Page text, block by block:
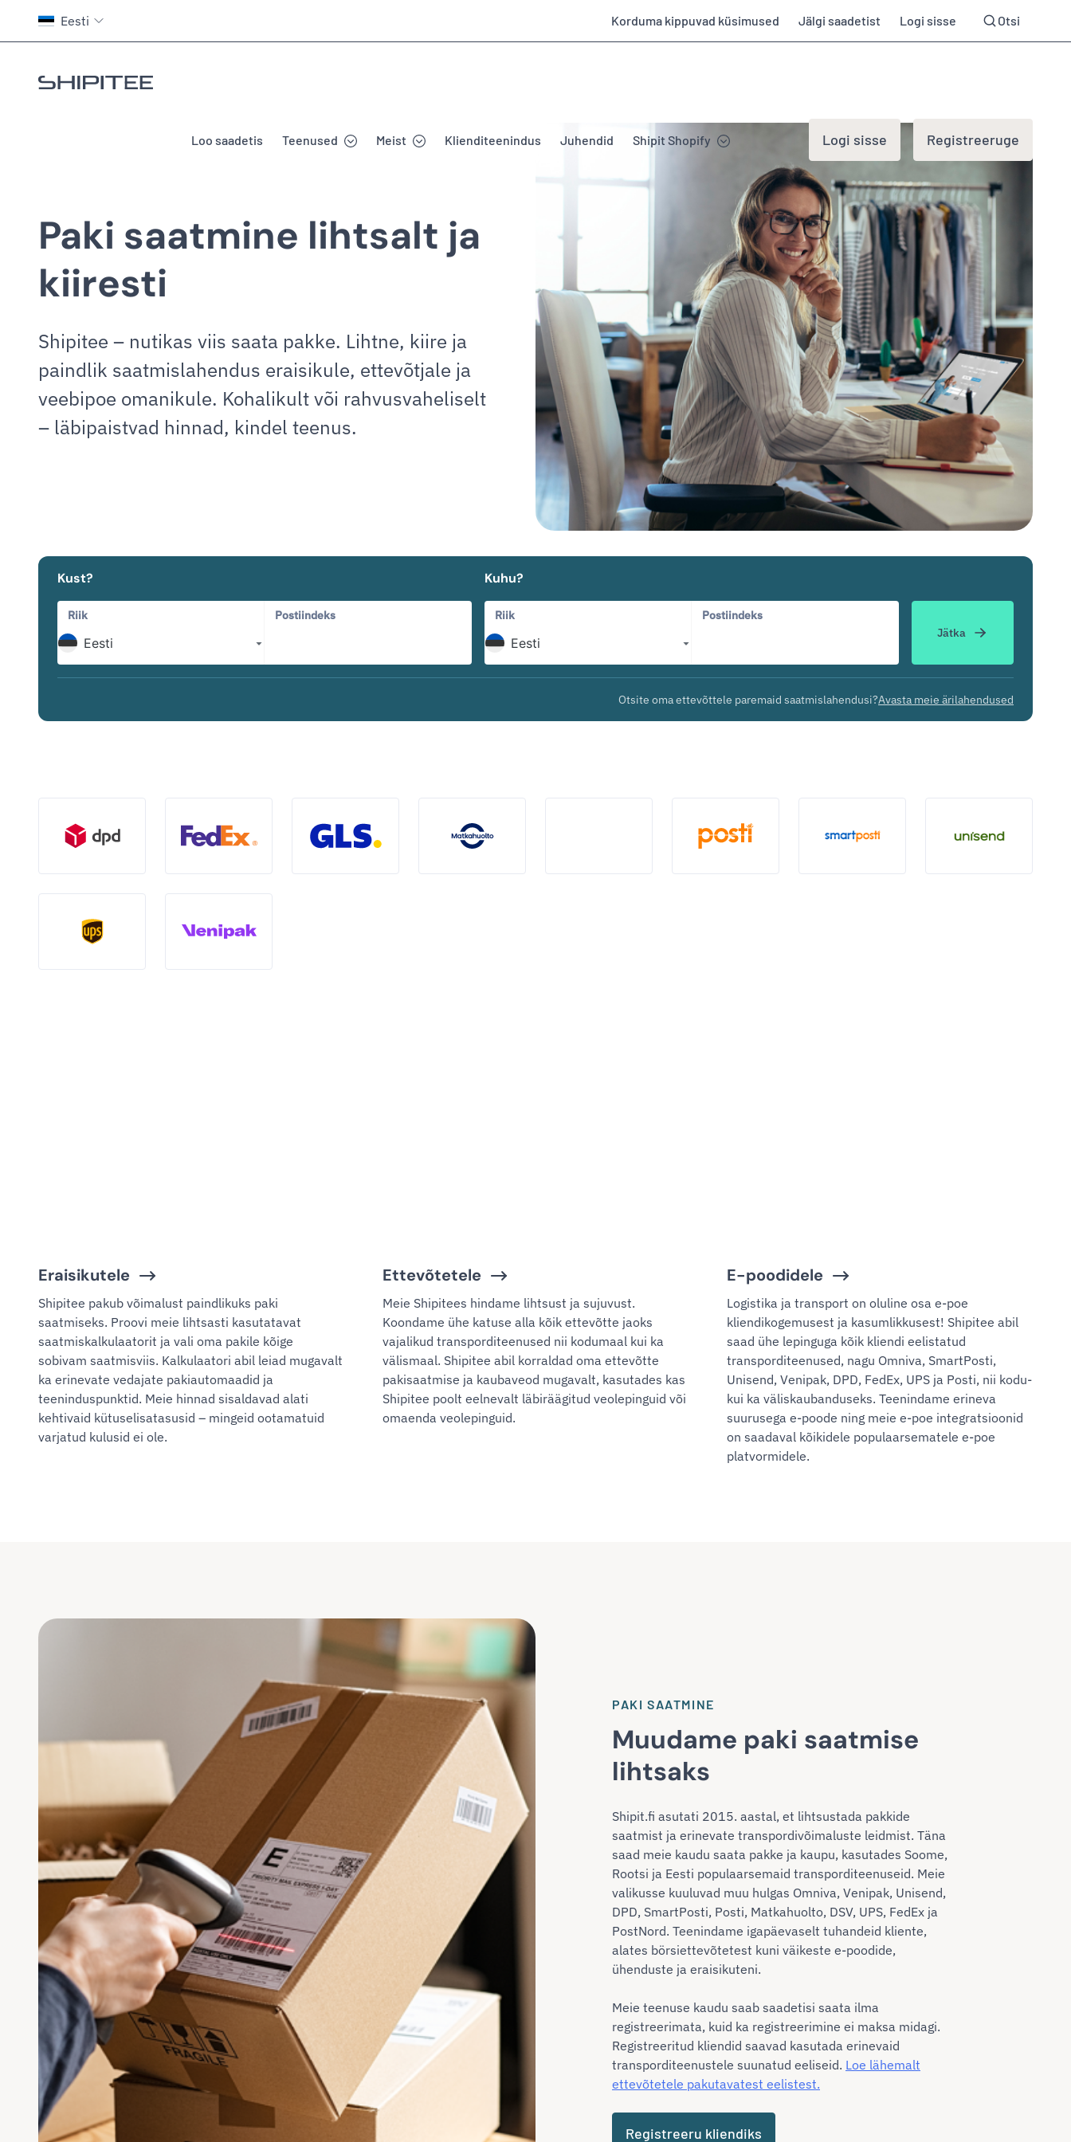
Eesti Korduma kippuvad küsimused Jälgi saadetist Logi sisse Otsi
Mine avalehele
Loo saadetis Teenused Meist Klienditeenindus Juhendid Shipit Shopify Logi sisse Registreeruge
Paki saatmine lihtsalt ja
kiiresti
Shipitee – nutikas viis saata pakke. Lihtne, kiire ja
paindlik saatmislahendus eraisikule, ettevõtjale ja
veebipoe omanikule. Kohalikult või rahvusvaheliselt
– läbipaistvad hinnad, kindel teenus.
Kust?
Riik Postiindeks
Kuhu?
Riik
Postiindeks
Jätka
Otsite oma ettevõttele paremaid saatmislahendusi?Avasta meie ärilahendused
Eraisikutele
Shipitee pakub võimalust paindlikuks paki
saatmiseks. Proovi meie lihtsasti kasutatavat
saatmiskalkulaatorit ja vali oma pakile kõige
sobivam saatmisviis. Kalkulaatori abil leiad mugavalt
ka erinevate vedajate pakiautomaadid ja
teeninduspunktid. Meie hinnad sisaldavad alati
kehtivaid kütuselisatasusid – mingeid ootamatuid
varjatud kulusid ei ole.
Ettevõtetele
Meie Shipitees hindame lihtsust ja sujuvust.
Koondame ühe katuse alla kõik ettevõtte jaoks
vajalikud transporditeenused nii kodumaal kui ka
välismaal. Shipitee abil korraldad oma ettevõtte
pakisaatmise ja kaubaveod mugavalt, kasutades kas
Shipitee poolt eelnevalt läbiräägitud veolepinguid või
omaenda veolepinguid.
E-poodidele
Logistika ja transport on oluline osa e-poe
kliendikogemusest ja kasumlikkusest! Shipitee abil
saad ühe lepinguga kõik kliendi eelistatud
transporditeenused, nagu Omniva, SmartPosti,
Unisend, Venipak, DPD, FedEx, UPS ja Posti, nii kodu-
kui ka väliskaubanduseks. Teenindame erineva
suurusega e-poode ning meie e-poe integratsioonid
on saadaval kõikidele populaarsematele e-poe
platvormidele.
PAKI SAATMINE
Muudame paki saatmise
lihtsaks
Shipit.fi asutati 2015. aastal, et lihtsustada pakkide
saatmist ja erinevate transpordivõimaluste leidmist. Täna
saad meie kaudu saata pakke ja kaupu, kasutades Soome,
Rootsi ja Eesti populaarsemaid transporditeenuseid. Meie
valikusse kuuluvad muu hulgas Omniva, Venipak, Unisend,
DPD, SmartPosti, Posti, Matkahuolto, DSV, UPS, FedEx ja
PostNord. Teenindame igapäevaselt tuhandeid kliente,
alates börsiettevõtetest kuni väikeste e-poodide,
ühenduste ja eraisikuteni.
Meie teenuse kaudu saab saadetisi saata ilma
registreerimata, kuid ka registreerimine ei maksa midagi.
Registreeritud kliendid saavad kasutada erinevaid
transporditeenustele suunatud eeliseid. Loe lähemalt
ettevõtetele pakutavatest eelistest.
Registreeru kliendiks